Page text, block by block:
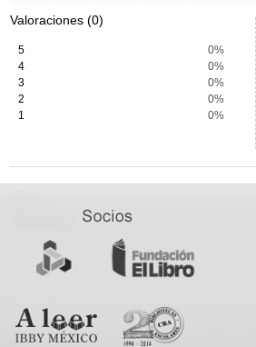
Valoraciones (0)
5
0%
4
0%
3
0%
2
0%
1
0%